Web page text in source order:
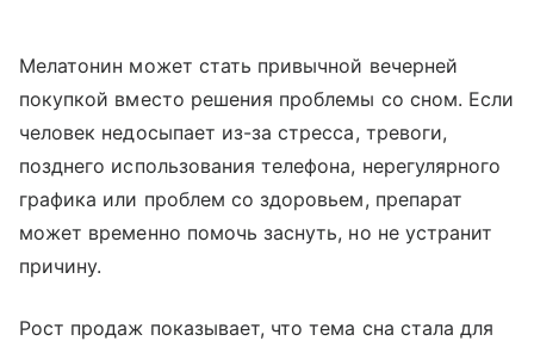
Мелатонин может стать привычной вечерней
покупкой вместо решения проблемы со сном. Если
человек недосыпает из-за стресса, тревоги,
позднего использования телефона, нерегулярного
графика или проблем со здоровьем, препарат
может временно помочь заснуть, но не устранит
причину.
Рост продаж показывает, что тема сна стала для